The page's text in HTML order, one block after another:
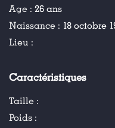
Age : 26 ans
Naissance : 18 octobre
Lieu :
Caractéristiques
Taille :
Poids :